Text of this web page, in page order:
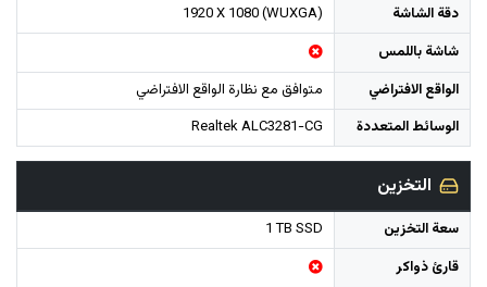
دقة الشاشة
1920 X 1080 (WUXGA)
شاشة باللمس
الواقع الافتراضي
الوسائط المتعددة
Realtek ALC3281-CG
التخزين
سعة التخزين
1 TB SSD
قارئ ذواكر